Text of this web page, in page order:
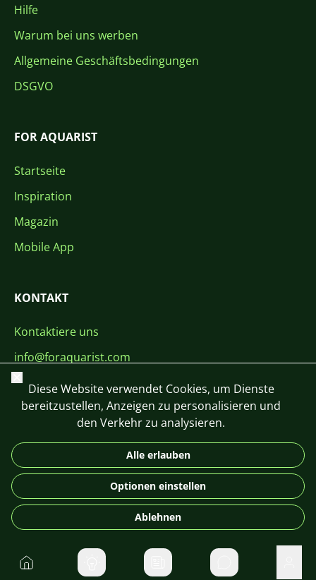
Hilfe
Warum bei uns werben
Allgemeine Geschäftsbedingungen
DSGVO
FOR AQUARIST
Startseite
Inspiration
Magazin
Mobile App
KONTAKT
Kontaktiere uns
info@foraquarist.com
+420 603 449 602
DE
© 2026 For Aquarist
Startseite
Schließen
Diese Website verwendet Cookies, um Dienste
bereitzustellen, Anzeigen zu personalisieren und
den Verkehr zu analysieren.
Alle erlauben
Optionen einstellen
Ablehnen